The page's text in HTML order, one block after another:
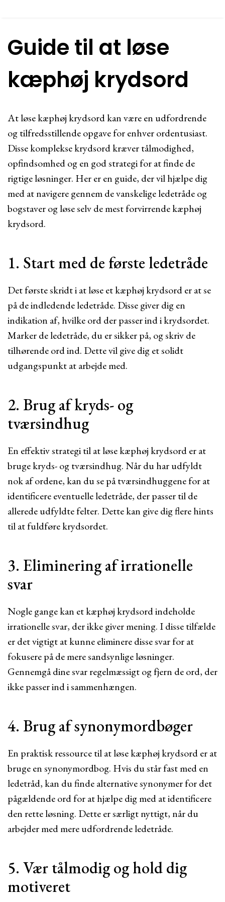
Guide til at løse
kæphøj krydsord
At løse kæphøj krydsord kan være en udfordrende
og tilfredsstillende opgave for enhver ordentusiast.
Disse komplekse krydsord kræver tålmodighed,
opfindsomhed og en god strategi for at finde de
rigtige løsninger. Her er en guide, der vil hjælpe dig
med at navigere gennem de vanskelige ledetråde og
bogstaver og løse selv de mest forvirrende kæphøj
krydsord.
1. Start med de første ledetråde
Det første skridt i at løse et kæphøj krydsord er at se
på de indledende ledetråde. Disse giver dig en
indikation af, hvilke ord der passer ind i krydsordet.
Marker de ledetråde, du er sikker på, og skriv de
tilhørende ord ind. Dette vil give dig et solidt
udgangspunkt at arbejde med.
2. Brug af kryds- og
tværsindhug
En effektiv strategi til at løse kæphøj krydsord er at
bruge kryds- og tværsindhug. Når du har udfyldt
nok af ordene, kan du se på tværsindhuggene for at
identificere eventuelle ledetråde, der passer til de
allerede udfyldte felter. Dette kan give dig flere hints
til at fuldføre krydsordet.
3. Eliminering af irrationelle
svar
Nogle gange kan et kæphøj krydsord indeholde
irrationelle svar, der ikke giver mening. I disse tilfælde
er det vigtigt at kunne eliminere disse svar for at
fokusere på de mere sandsynlige løsninger.
Gennemgå dine svar regelmæssigt og fjern de ord, der
ikke passer ind i sammenhængen.
4. Brug af synonymordbøger
En praktisk ressource til at løse kæphøj krydsord er at
bruge en synonymordbog. Hvis du står fast med en
ledetråd, kan du finde alternative synonymer for det
pågældende ord for at hjælpe dig med at identificere
den rette løsning. Dette er særligt nyttigt, når du
arbejder med mere udfordrende ledetråde.
5. Vær tålmodig og hold dig
motiveret